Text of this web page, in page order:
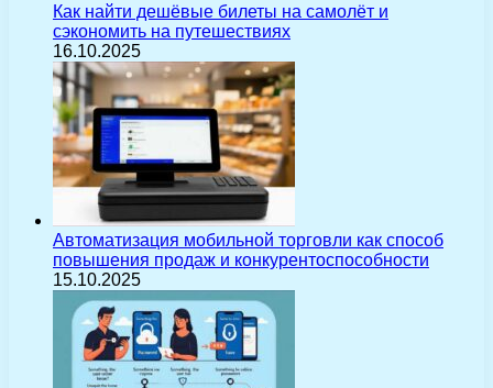
Как найти дешёвые билеты на самолёт и
сэкономить на путешествиях
16.10.2025
Автоматизация мобильной торговли как способ
повышения продаж и конкурентоспособности
15.10.2025